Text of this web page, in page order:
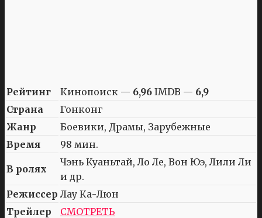
Рейтинг Кинопоиск — 6,96 IMDB — 6,9
Страна
Гонконг
Жанр
Боевики, Драмы, Зарубежные
Время
98 мин.
В ролях
Чэнь Куаньтай, Ло Ле, Вон Юэ, Лили Ли
и др.
Режиссер Лау Ка-Люн
Трейлер
СМОТРЕТЬ